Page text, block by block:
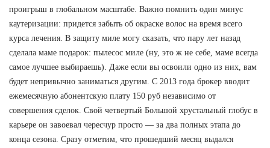
проигрыш в глобальном масштабе. Важно помнить один минус
каутеризации: придется забыть об окраске волос на время всего
курса лечения. В защиту миле могу сказать, что пару лет назад
сделала маме подарок: пылесос миле (ну, это ж не себе, маме всегда
самое лучшее выбираешь). Даже если вы освоили одно из них, вам
будет непривычно заниматься другим. С 2013 года брокер вводит
ежемесячную абонентскую плату 150 руб независимо от
совершения сделок. Свой четвертый Большой хрустальный глобус в
карьере он завоевал чересчур просто — за два полных этапа до
конца сезона. Сразу отметим, что прошедший месяц выдался